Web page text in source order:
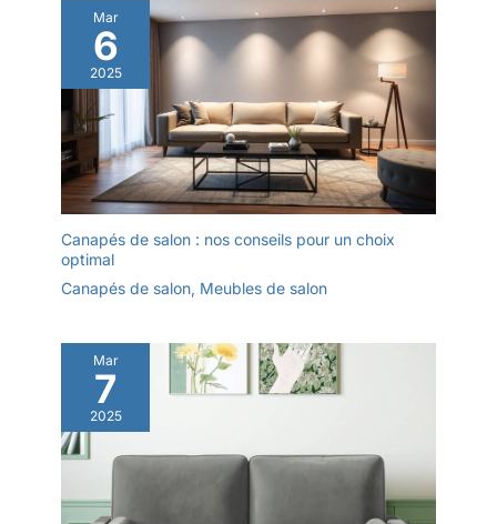
Mar
6
2025
Canapés de salon : nos conseils pour un choix
optimal
Canapés de salon, Meubles de salon
Mar
7
2025